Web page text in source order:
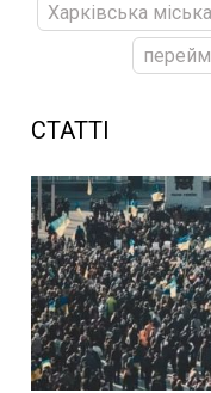
Харківська
СТАТТІ